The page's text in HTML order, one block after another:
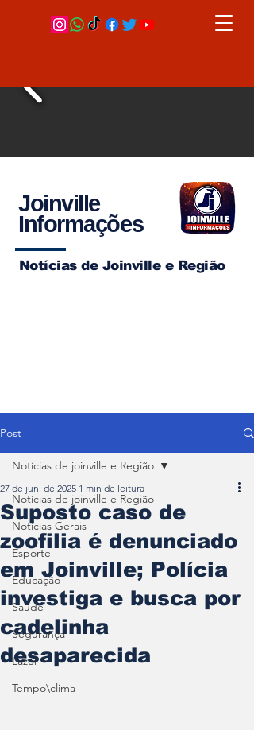
Joinville
Informações
Notícias de Joinville e Região
Post
Notícias de joinville e Região
Notícias Gerais
Esporte
Educação
Saúde
Segurança
Lazer
Tempo\clima
Notícias de joinville e Região
Suposto caso de
zoofilia é denunciado
em Joinville; Polícia
investiga e busca por
cadelinha
desaparecida
27 de jun. de 2025 1 min de leitura